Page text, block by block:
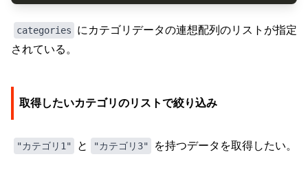
categories
にカテゴリデータの連想配列のリストが指定
されている。
取得したいカテゴリのリストで絞り込み
"カテゴリ1" と "カテゴリ3" を持つデータを取得したい。